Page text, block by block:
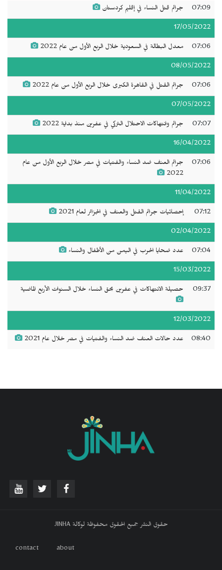
07:09 جرائم قتل النساء في إقليم كردستان
17/05/2022
07:06 معدل البطالة في السعودية خلال الربع الأول من عام 2022
08/05/2022
07:06 جرائم القتل في القاهرة الكبرى خلال الربع الأول من عام 2022
07/05/2022
07:07 جرائم وانتهاكات الاحتلال التركي في عفرين منذ بداية 2022
16/04/2022
07:06
جرائم العنف ضد النساء والفتيات في مصر خلال الربع الأول من عام
2022
11/04/2022
07:12 إحصائيات جرائم القتل والعنف في الجزائر لعام 2021
02/04/2022
07:04 عدد ضحايا الحرب في اليمن من الأطفال والنساء
15/03/2022
09:37 حصيلة الانتهاكات في عفرين بحق النساء خلال السنوات الأربع الماضية
12/03/2022
08:40 عدد حالات العنف ضد النساء والفتيات في مصر خلال عام 2021
حقوق النشر جميع الحقوق محفوظة لوكالة JINHA
about
contact